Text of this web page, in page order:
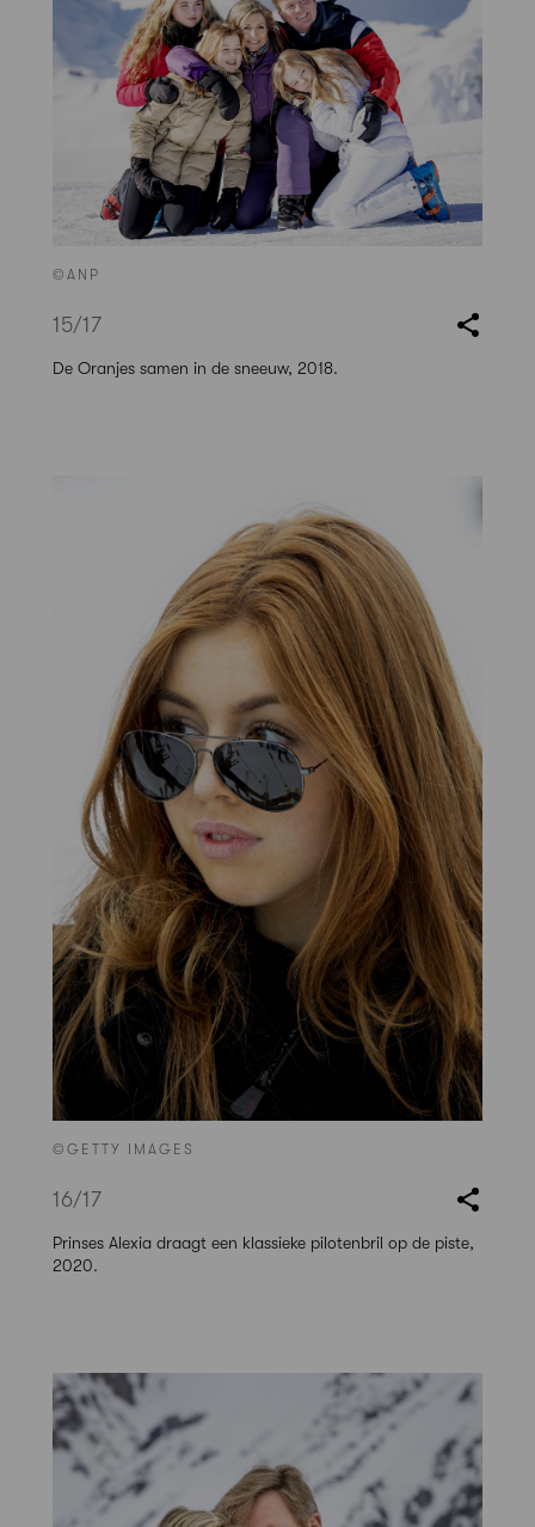
©ANP
15/17
De Oranjes samen in de sneeuw, 2018.
©GETTY IMAGES
16/17
Prinses Alexia draagt een klassieke pilotenbril op de piste,
2020.